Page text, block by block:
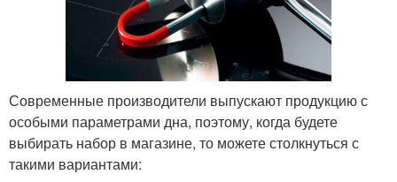
Современные производители выпускают продукцию с
особыми параметрами дна, поэтому, когда будете
выбирать набор в магазине, то можете столкнуться с
такими вариантами: